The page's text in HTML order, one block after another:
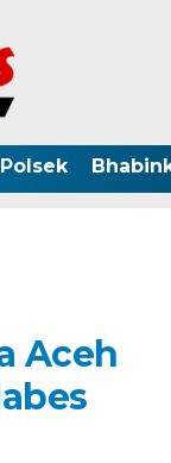
Polsek
Aceh